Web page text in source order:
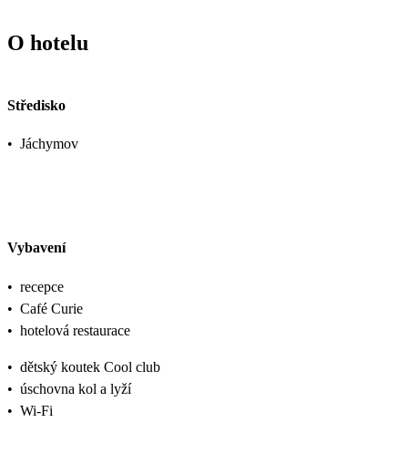
O hotelu
Středisko
• Jáchymov
Vybavení
• recepce
• Café Curie
• hotelová restaurace
• dětský koutek Cool club
• úschovna kol a lyží
• Wi-Fi